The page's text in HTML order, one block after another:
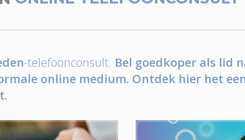
-telefoonconsult. Bel goedkoper als lid
online medium. Ontdek hier het